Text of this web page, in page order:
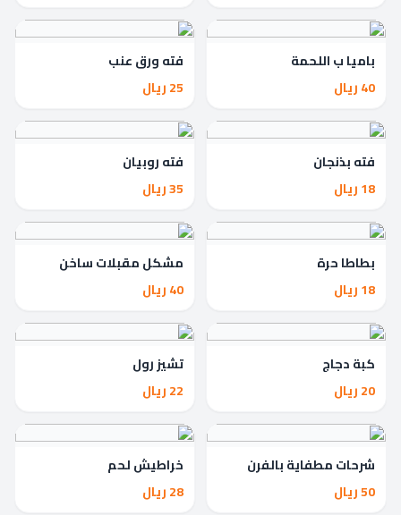
باميا ب اللحمة
40 ريال
فته ورق عنب
25 ريال
فته بذنجان
18 ريال
فته روبيان
35 ريال
بطاطا حرة
18 ريال
مشكل مقبلات ساخن
40 ريال
كبة دجاج
20 ريال
تشيز رول
22 ريال
شرحات مطفاية بالفرن
50 ريال
خراطيش لحم
28 ريال